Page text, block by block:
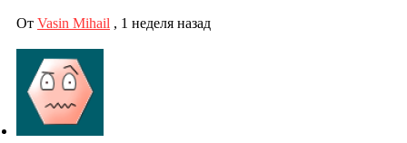
От Vasin Mihail , 1 неделя назад